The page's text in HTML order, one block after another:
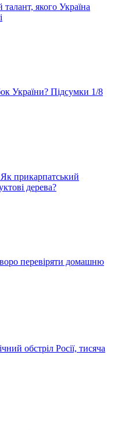
якого Україна
України? Підсумки 1/8
прикарпатський
дерева?
перевіряти домашню
обстріл Росії, тисяча